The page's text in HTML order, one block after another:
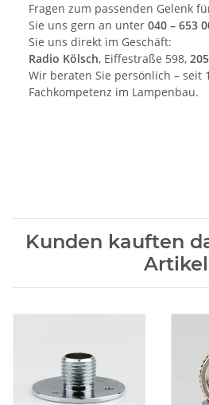
Fragen zum passenden Gelenk
Sie uns gern an unter 040 – 653
Sie uns direkt im Geschäft:
Radio Kölsch, Eiffestraße 598,
Wir beraten Sie persönlich – seit
Fachkompetenz im Lampenbau.
Kunden kauften